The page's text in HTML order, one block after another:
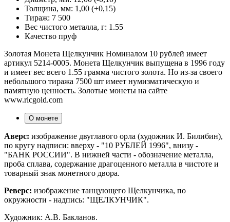
Толщина, мм: 1,00 (+0,15)
Тираж: 7 500
Вес чистого металла, г: 1.55
Качество пруф
Золотая Монета Щелкунчик Номиналом 10 рублей имеет
артикул 5214-0005. Монета Щелкунчик выпущена в 1996 году
и имеет вес всего 1.55 грамма чистого золота. Но из-за своего
небольшого тиража 7500 шт имеет нумизматическую и
памятную ценность. Золотые монеты на сайте
www.ricgold.com
О монете
Аверс: изображение двуглавого орла (художник И. Билибин),
по кругу надписи: вверху - "10 РУБЛЕЙ 1996", внизу -
"БАНК РОССИИ". В нижней части - обозначение металла,
проба сплава, содержание драгоценного металла в чистоте и
товарный знак монетного двора.
Реверс: изображение танцующего Щелкунчика, по
окружности - надпись: "ЩЕЛКУНЧИК".
Художник: А.В. Бакланов.